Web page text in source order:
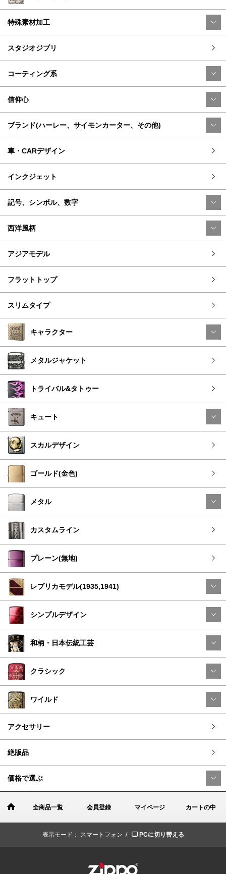
特殊素材加工
スタジオジブリ
コーティング系
信仰心
ブランド(ハーレー、サイモンカーター、その他)
車・CARデザイン
インクジェット
記号、シンボル、数字
西洋風柄
アジアモデル
フラットトップ
スリムタイプ
キャラクター
メタルジャケット
トライバル&タトゥー
キュート
スカルデザイン
ゴールド(金色)
メタル
カスタムライン
プレーン(無地)
レプリカモデル(1935,1941)
シンプルデザイン
和柄・日本伝統工芸
クラシック
ワイルド
アクセサリー
絶版品
価格で選ぶ
全商品一覧 会員登録 マイページ カートの中
表示モード： スマートフォン / PCに切り替える